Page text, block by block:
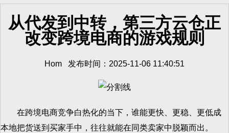
从代发到中转，第三方云仓正
改变跨境电商的游戏规则
Hom 发布时间：2025-11-06 11:40:51
在跨境电商竞争白热化的当下，谁能更快、更稳、更低成
本地把货送到买家手中，往往就能在同类卖家中脱颖而出。